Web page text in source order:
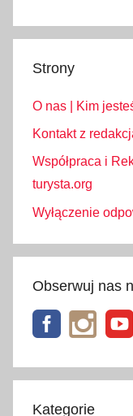
Strony
O nas | Kim
Kontakt z
Współpraca i
turysta.org
Wyłączenie
Obserwuj nas
Kategorie